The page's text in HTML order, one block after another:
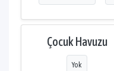
Çocuk Havuzu
Yok